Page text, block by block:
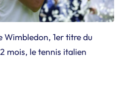
1er titre du
mois, le tennis italien